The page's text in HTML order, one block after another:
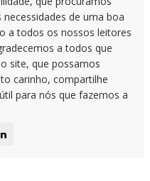
necessidades de uma boa
a todos os nossos leitores
a todos que
site, que possamos
carinho, compartilhe
para nós que fazemos a